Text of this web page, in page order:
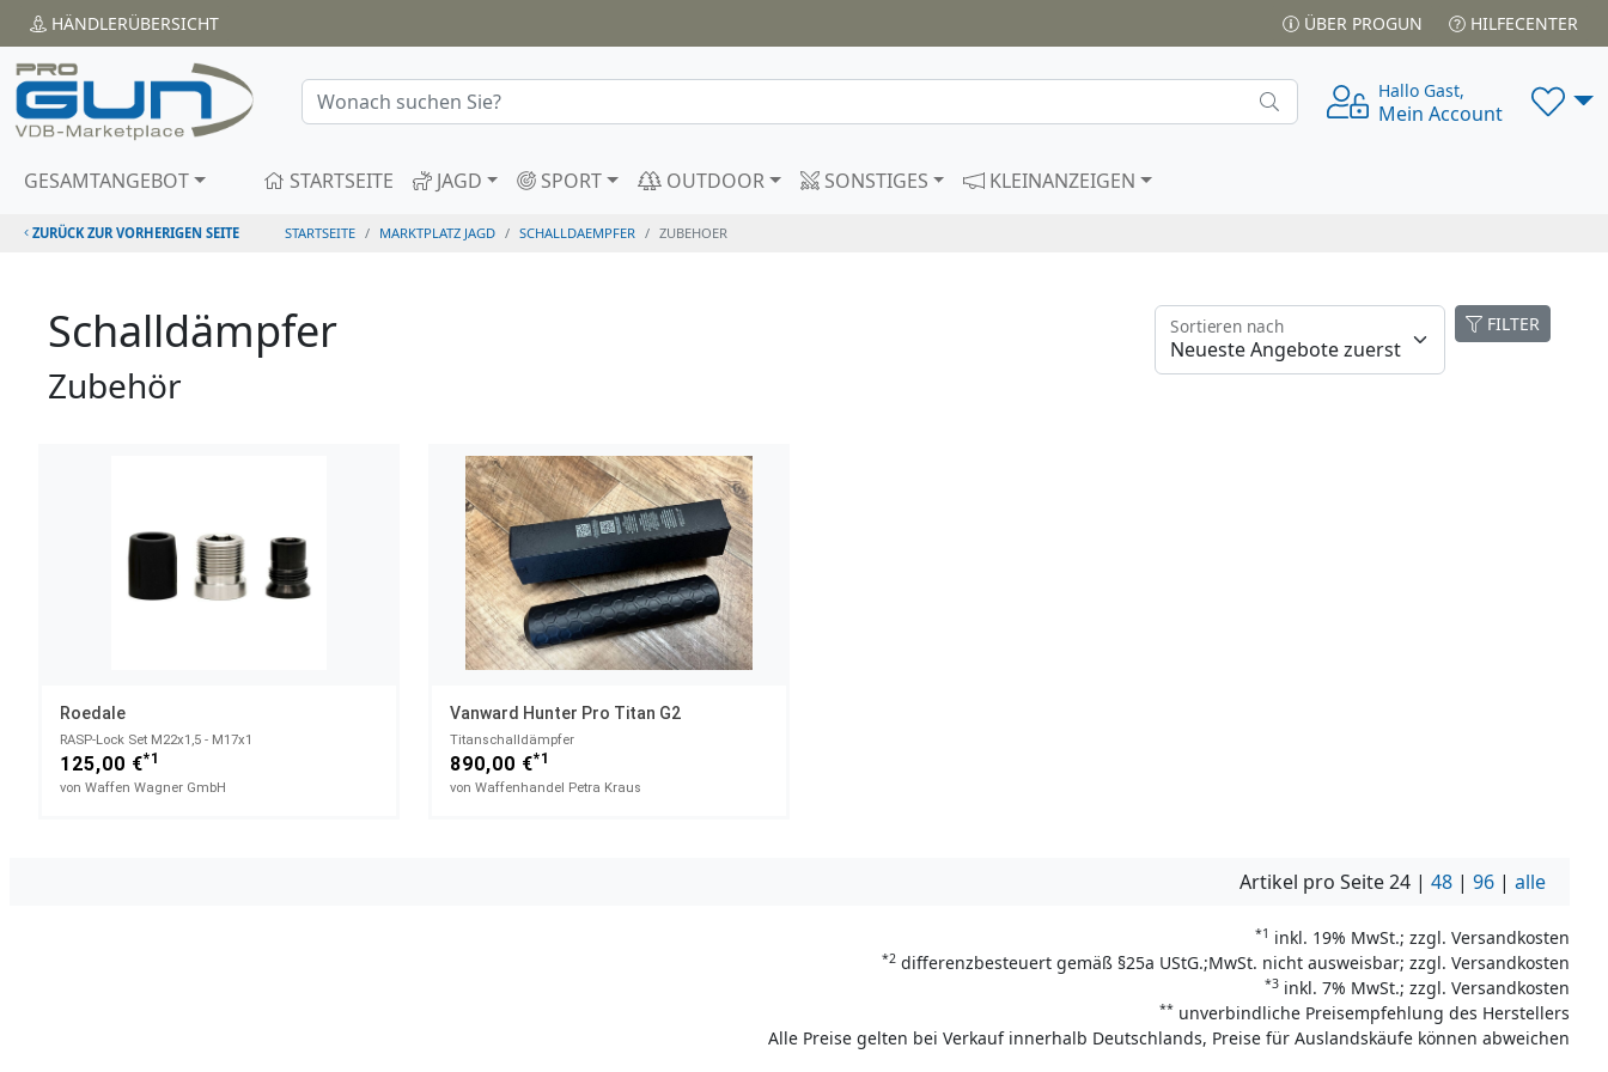
HÄNDLERÜBERSICHT ÜBER PROGUN HILFECENTER
Hallo Gast,
Mein Account
GESAMTANGEBOT STARTSEITE JAGD SPORT OUTDOOR SONSTIGES KLEINANZEIGEN
ZURÜCK ZUR VORHERIGEN SEITE STARTSEITE MARKTPLATZ JAGD SCHALLDAEMPFER ZUBEHOER
Schalldämpfer
Zubehör
FILTER
Sortieren nach
Roedale
RASP-Lock Set M22x1,5 - M17x1
125,00 €*1
von Waffen Wagner GmbH
Vanward Hunter Pro Titan G2
Titanschalldämpfer
890,00 €*1
von Waffenhandel Petra Kraus
Artikel pro Seite24 | 48 | 96 | alle
*1 inkl. 19% MwSt.; zzgl. Versandkosten
*2 differenzbesteuert gemäß §25a UStG.;MwSt. nicht ausweisbar; zzgl. Versandkosten
*3 inkl. 7% MwSt.; zzgl. Versandkosten
** unverbindliche Preisempfehlung des Herstellers
Alle Preise gelten bei Verkauf innerhalb Deutschlands, Preise für Auslandskäufe können abweichen